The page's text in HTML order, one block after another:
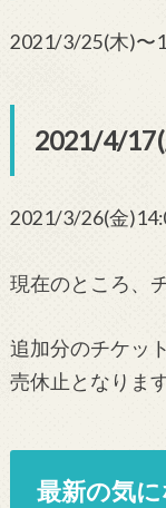
2021/3/25(木)〜
2021/4/
2021/3/26(金
現在のところ、
追加分のチケッ
売休止となります
最新の気